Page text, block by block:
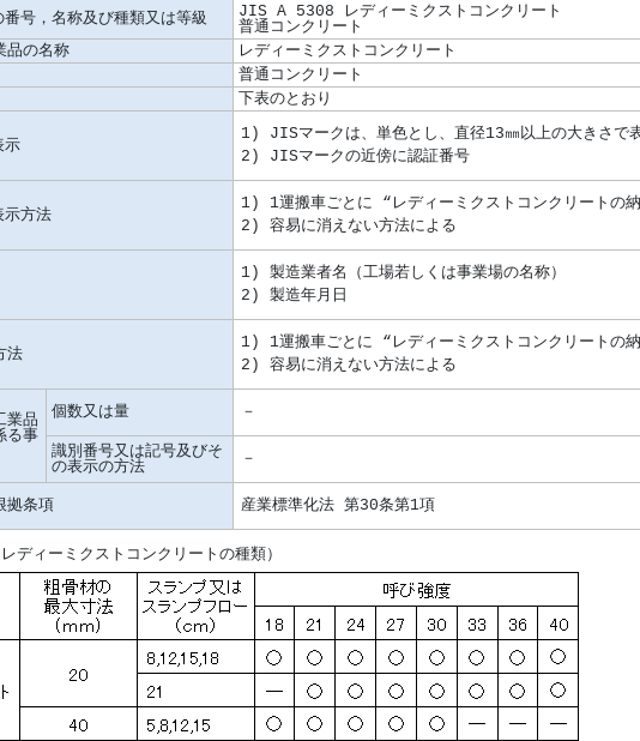
号，名称及び種類又は等級
JIS A 5308 レディーミクストコンクリート
普通コンクリート
品の名称
レディーミクストコンクリート
普通コンクリート
下表のとおり
示
方法
法
業品
る事
個数又は量
識別番号又は記号及びそ
の表示の方法
拠条項
ディーミクストコンクリートの種類）